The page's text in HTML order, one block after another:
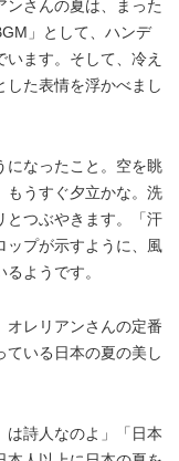
さんの夏は、まった
」として、ハンデ
ます。そして、冷え
した表情を浮かべまし
なったこと。空を眺
うすぐ夕立かな。洗
とつぶやきます。「汗
ップが示すように、風
ようです。
オレリアンさんの定番
ている日本の夏の美し
詩人なのよ」「日本